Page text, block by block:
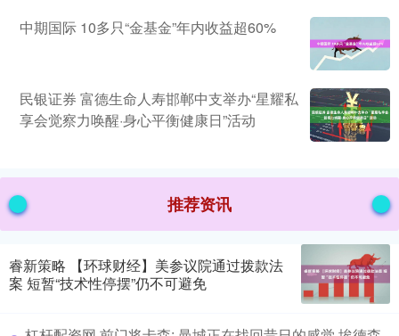
中期国际 10多只“金基金”年内收益超60%
民银证券 富德生命人寿邯郸中支举办“星耀私
享会觉察力唤醒·身心平衡健康日”活动
推荐资讯
睿新策略 【环球财经】美参议院通过拨款法
案 短暂“技术性停摆”仍不可避免